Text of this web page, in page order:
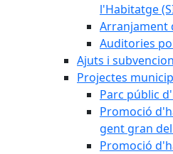
l'Habitatge
Arranjament
Auditories
Ajuts i
Projectes
Parc públic
Promoció
gent gran
Promoció